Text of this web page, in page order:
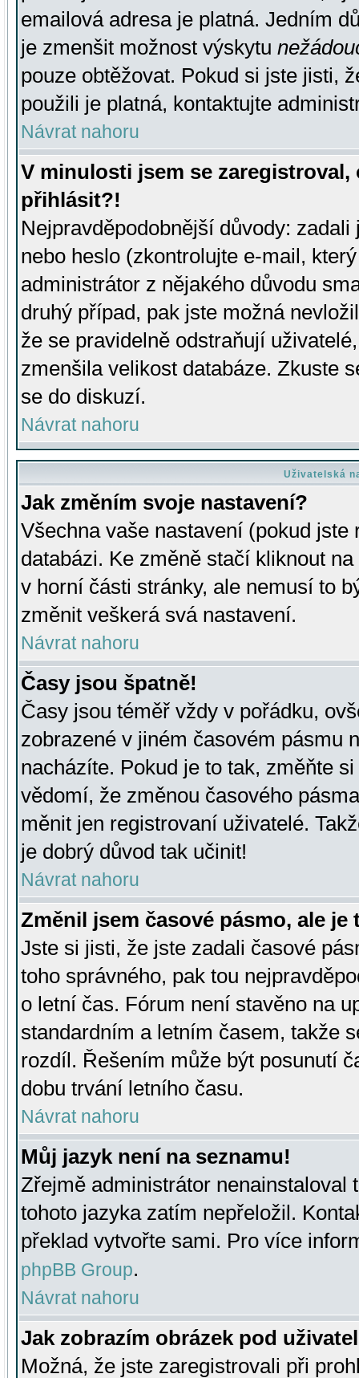
emailová adresa je platná. Jedním
je zmenšit možnost výskytu
pouze obtěžovat. Pokud si jste jisti,
použili je platná, kontaktujte
Návrat nahoru
V minulosti jsem se
přihlásit?!
Nejpravděpodobnější důvody:
nebo heslo (zkontrolujte e-mail,
administrátor z nějakého důvodu
druhý případ, pak jste možná
že se pravidelně odstraňují
zmenšila velikost databáze. Zkuste
se do diskuzí.
Návrat nahoru
Uživatelská
Jak změním svoje nastavení?
Všechna vaše nastavení (pokud
databázi. Ke změně stačí kliknout
v horní části stránky, ale nemusí to
změnit veškerá svá nastavení.
Návrat nahoru
Časy jsou špatně!
Časy jsou téměř vždy v pořádku,
zobrazené v jiném časovém pásmu
nacházíte. Pokud je to tak, změňte
vědomí, že změnou časového
měnit jen registrovaní uživatelé.
je dobrý důvod tak učinit!
Návrat nahoru
Změnil jsem časové pásmo, ale je
Jste si jisti, že jste zadali časové
toho správného, pak tou
o letní čas. Fórum není stavěno na
standardním a letním časem, takže
rozdíl. Řešením může být posunutí
dobu trvání letního času.
Návrat nahoru
Můj jazyk není na seznamu!
Zřejmě administrátor nenainstaloval
tohoto jazyka zatím nepřeložil.
překlad vytvořte sami. Pro více
phpBB Group.
Návrat nahoru
Jak zobrazím obrázek pod
Možná, že jste zaregistrovali při